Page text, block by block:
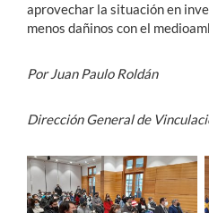
aprovechar la situación en
menos dañinos con el
Por Juan Paulo Roldán
Dirección General de